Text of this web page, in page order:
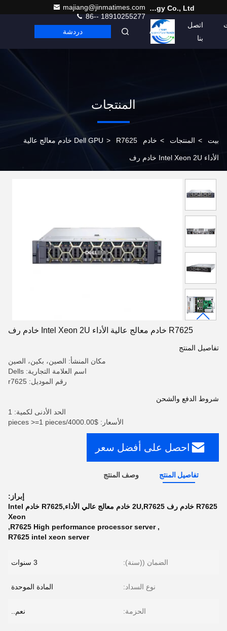
Beijing Guangtian Runze Technology Co., Ltd.
majiang@jinmatimes.com
86-- 18910255277
اتصل
بنا
Arabic دردشة
المنتجات
بيت > المنتجات > خادم Dell GPU > R7625 خادم معالج عالية
الأداء Intel Xeon 2U خادم رف
R7625 خادم معالج عالية الأداء Intel Xeon 2U خادم رف
تفاصيل المنتج
مكان المنشأ: الصين، بكين، الصين
اسم العلامة التجارية: Dells
رقم الموديل: r7625
شروط الدفع والشحن
الحد الأدنى لكمية: 1
الأسعار: $4000.00/pieces >=1 pieces
احصل على أفضل سعر
تفاصيل المنتج وصف المنتج
إبراز:
R7625 خادم رف 2U,R7625 خادم معالج عالي الأداء,R7625 خادم Intel
Xeon
,
R7625 High performance processor server
,
R7625 intel xeon server
الضمان ((سنة): 3 سنوات
نوع السداد: المادة الموحدة
الحزمة: نعم..